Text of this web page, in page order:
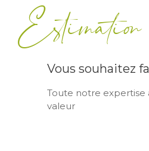
Estimation
Vous souhaitez
Toute notre expertise
valeur